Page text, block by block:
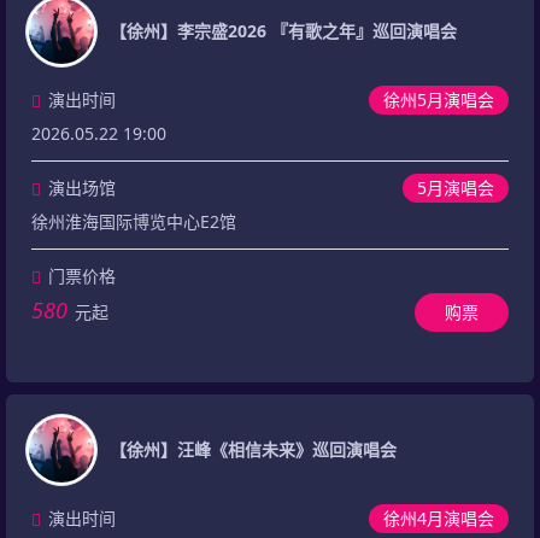
【徐州】李宗盛2026 『有歌之年』巡回演唱会
徐州5月演唱会
演出时间
2026.05.22 19:00
5月演唱会
演出场馆
徐州淮海国际博览中心E2馆
门票价格
580 元起 购票
【徐州】汪峰《相信未来》巡回演唱会
徐州4月演唱会
演出时间